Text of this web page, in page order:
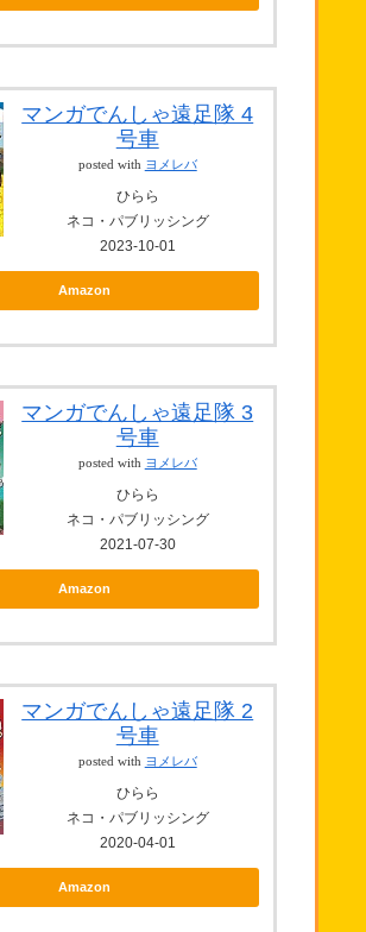
マンガでんしゃ遠足隊 4
号車
posted with ヨメレバ
ひらら
ネコ・パブリッシング
2023-10-01
Amazon
マンガでんしゃ遠足隊 3
号車
posted with ヨメレバ
ひらら
ネコ・パブリッシング
2021-07-30
Amazon
マンガでんしゃ遠足隊 2
号車
posted with ヨメレバ
ひらら
ネコ・パブリッシング
2020-04-01
Amazon